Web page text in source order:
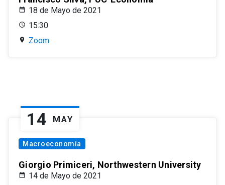
18 de Mayo de 2021
15:30
Zoom
14 MAY
Macroeconomía
Giorgio Primiceri, Northwestern University
14 de Mayo de 2021